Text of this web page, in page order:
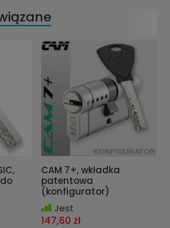
CAM 7+, wkładka
patentowa
(konfigurator)
Jest
147,60 zł